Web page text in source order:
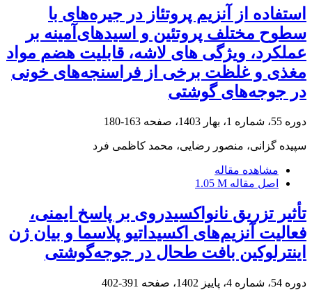
استفاده از آنزیم پروتئاز در جیره‌های با
سطوح مختلف پروتئین و اسید‌های‌آمینه بر
عملکرد، ویژگی های لاشه، قابلیت هضم مواد
مغذی و غلظت برخی از فراسنجه‌های خونی
در جوجه‌های گوشتی
دوره 55، شماره 1، بهار 1403، صفحه 163-180
سپیده گزانی، منصور رضایی، محمد کاظمی فرد
مشاهده مقاله
اصل مقاله 1.05 M
تأثیر تزریق نانواکسیدروی بر پاسخ ایمنی،
فعالیت آنزیم‌های اکسیداتیو پلاسما و بیان ژن
اینترلوکین بافت طحال در جوجه‌گوشتی
دوره 54، شماره 4، پاییز 1402، صفحه 391-402